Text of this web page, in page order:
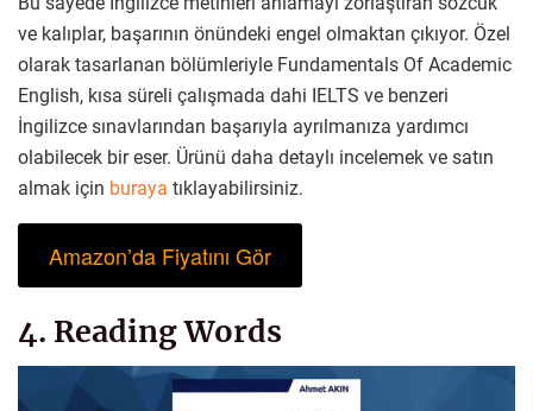
ve kalıplar, başarının önündeki engel olmaktan çıkıyor. Özel
olarak tasarlanan bölümleriyle Fundamentals Of Academic
English, kısa süreli çalışmada dahi IELTS ve benzeri
İngilizce sınavlarından başarıyla ayrılmanıza yardımcı
olabilecek bir eser. Ürünü daha detaylı incelemek ve satın
almak için buraya tıklayabilirsiniz.
Amazon’da Fiyatını Gör
4. Reading Words